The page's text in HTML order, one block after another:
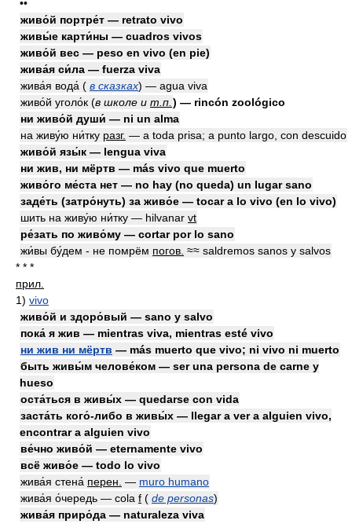
••
живо́й портре́т — retrato vivo
живы́е карти́ны — cuadros vivos
живо́й вес — peso en vivo (en pie)
жива́я си́ла — fuerza viva
жива́я вода́ ( в сказках) — agua viva
живо́й уголо́к (в школе и т.п. ) — rincón zoológico
ни живо́й души́ — ni un alma
на живу́ю ни́тку разг. — a toda prisa; a punto largo, con descuido
живо́й язы́к — lengua viva
ни жив, ни мёртв — más vivo que muerto
живо́го ме́ста нет — no hay (no queda) un lugar sano
заде́ть (затро́нуть) за живо́е — tocar a lo vivo (en lo vivo)
шить на живу́ю ни́тку — hilvanar vt
ре́зать по живо́му — cortar por lo sano
жи́вы бу́дем - не помрём погов. ≈≈ saldremos sanos y salvos
* * *
прил.
1) vivo
живо́й и здоро́вый — sano y salvo
пока́ я жив — mientras viva, mientras esté vivo
ни жив ни мёртв — más muerto que vivo; ni vivo ni muerto
быть живы́м челове́ком — ser una persona de carne y
hueso
оста́ться в живы́х — quedarse con vida
заста́ть кого́-либо в живы́х — llegar a ver a alguien vivo,
encontrar a alguien vivo
ве́чно живо́й — eternamente vivo
всё живо́е — todo lo vivo
жива́я стена́ перен. — muro humano
жива́я о́чередь — cola f ( de personas)
жива́я приро́да — naturaleza viva